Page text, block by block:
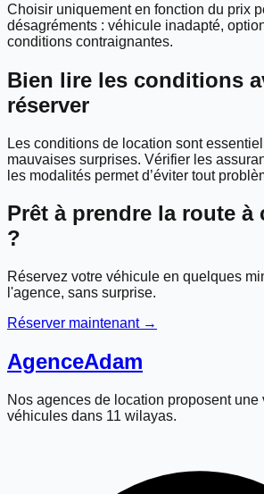
Choisir uniquement en fonction du prix
désagréments : véhicule inadapté,
conditions contraignantes.
Bien lire les conditions
réserver
Les conditions de location sont
mauvaises surprises. Vérifier les
les modalités permet d’éviter tout
Prêt à prendre la route à
?
Réservez votre véhicule en quelques
l'agence, sans surprise.
Réserver maintenant →
AgenceAdam
Nos agences de location proposent une
véhicules dans 11 wilayas.